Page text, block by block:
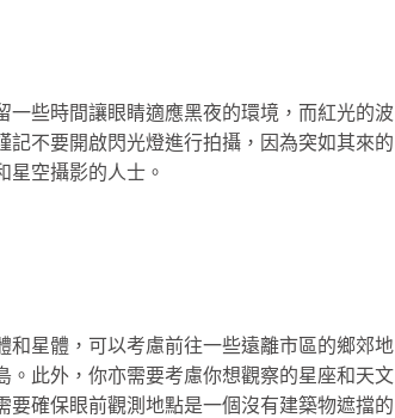
些時間讓眼睛適應黑夜的環境，而紅光的波
不要開啟閃光燈進行拍攝，因為突如其來的
空攝影的人士。
星體，可以考慮前往一些遠離市區的鄉郊地
此外，你亦需要考慮你想觀察的星座和天文
確保眼前觀測地點是一個沒有建築物遮擋的